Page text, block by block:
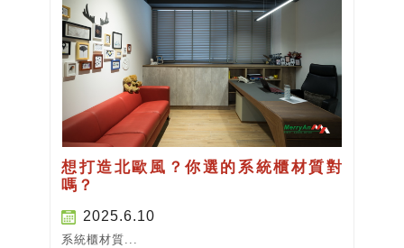
想打造北歐風？你選的系統櫃材質對
嗎？
2025.6.10
系統櫃材質...